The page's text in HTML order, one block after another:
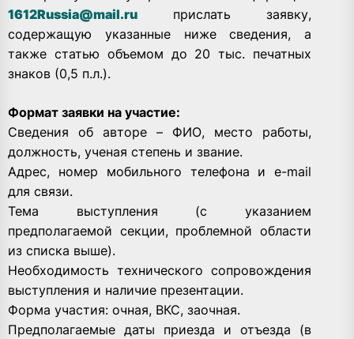
1612Russia@mail.ru прислать заявку,
содержащую указанные ниже сведения, а
также статью объемом до 20 тыс. печатных
знаков (0,5 п.л.).
Формат заявки на участие:
Сведения об авторе – ФИО, место работы,
должность, ученая степень и звание.
Адрес, номер мобильного телефона и e-mail
для связи.
Тема выступления (с указанием
предполагаемой секции, проблемной области
из списка выше).
Необходимость технического сопровождения
выступления и наличие презентации.
Форма участия: очная, ВКС, заочная.
Предполагаемые даты приезда и отъезда (в